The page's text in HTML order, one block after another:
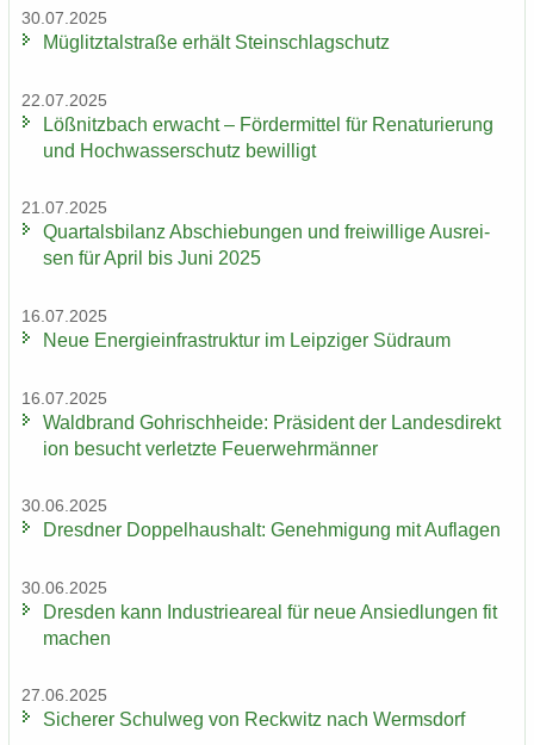
30.07.2025
Müg­litz­tal­stra­ße er­hält Stein­schlag­schutz
22.07.2025
Löß­nitz­bach er­wacht – För­der­mit­tel für Re­na­tu­rie­rung
und Hoch­was­ser­schutz be­wil­ligt
21.07.2025
Quar­tals­bi­lanz Ab­schie­bun­gen und frei­wil­li­ge Aus­rei­
sen für April bis Juni 2025
16.07.2025
Neue En­er­gie­in­fra­struk­tur im Leip­zi­ger Süd­raum
16.07.2025
Wald­brand Gohrisch­hei­de: Prä­si­dent der Lan­des­di­rek­t
i­on be­sucht ver­letz­te Feu­er­wehr­män­ner
30.06.2025
Dresd­ner Dop­pel­haus­halt: Ge­neh­mi­gung mit Auf­la­gen
30.06.2025
Dres­den kann In­dus­trie­are­al für neue An­sied­lun­gen fit
ma­chen
27.06.2025
Si­che­rer Schul­weg von Reck­witz nach Werms­dorf